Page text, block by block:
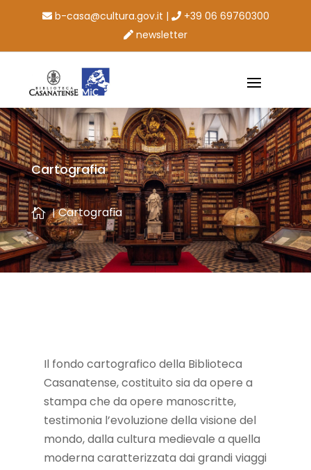
b-casa@cultura.gov.it |
+39 06 69760300
newsletter
Cartografia
 Cartografia
Il fondo cartografico della Biblioteca
Casanatense, costituito sia da opere a
stampa che da opere manoscritte,
testimonia l’evoluzione della visione del
mondo, dalla cultura medievale a quella
moderna caratterizzata dai grandi viaggi